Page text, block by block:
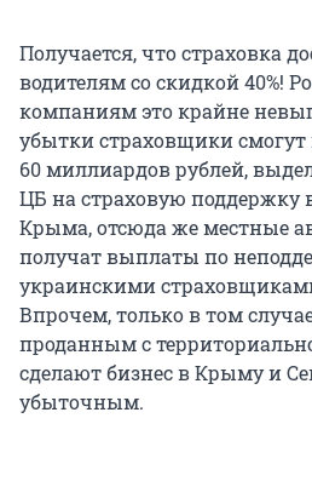
Получается, что страховка
водителям со скидкой 40%!
компаниям это крайне
убытки страховщики смогут
60 миллиардов рублей,
ЦБ на страховую поддержку
Крыма, отсюда же местные
получат выплаты по
украинскими
Впрочем, только в том
проданным с
сделают бизнес в Крыму и
убыточным.